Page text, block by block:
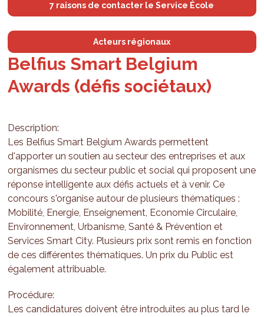
7 raisons de contacter le Service École
Acteurs régionaux
Belfius Smart Belgium
Awards (défis sociétaux)
Description:
Les Belfius Smart Belgium Awards permettent
d'apporter un soutien au secteur des entreprises et aux
organismes du secteur public et social qui proposent une
réponse intelligente aux défis actuels et à venir. Ce
concours s'organise autour de plusieurs thématiques :
Mobilité, Energie, Enseignement, Economie Circulaire,
Environnement, Urbanisme, Santé & Prévention et
Services Smart City. Plusieurs prix sont remis en fonction
de ces différentes thématiques. Un prix du Public est
également attribuable.
Procédure:
Les candidatures doivent être introduites au plus tard le